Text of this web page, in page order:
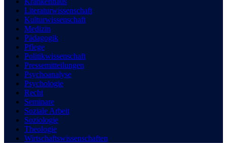
Literaturwissenschaft
Kulturwissenschaft
Medizin
Pädagogik
Pflege
Politikwissenschaft
Pressemitteilungen
Psychoanalyse
Psychologie
Recht
Seminare
Soziale Arbeit
Soziologie
Theologie
Wirtschaftswissenschaften